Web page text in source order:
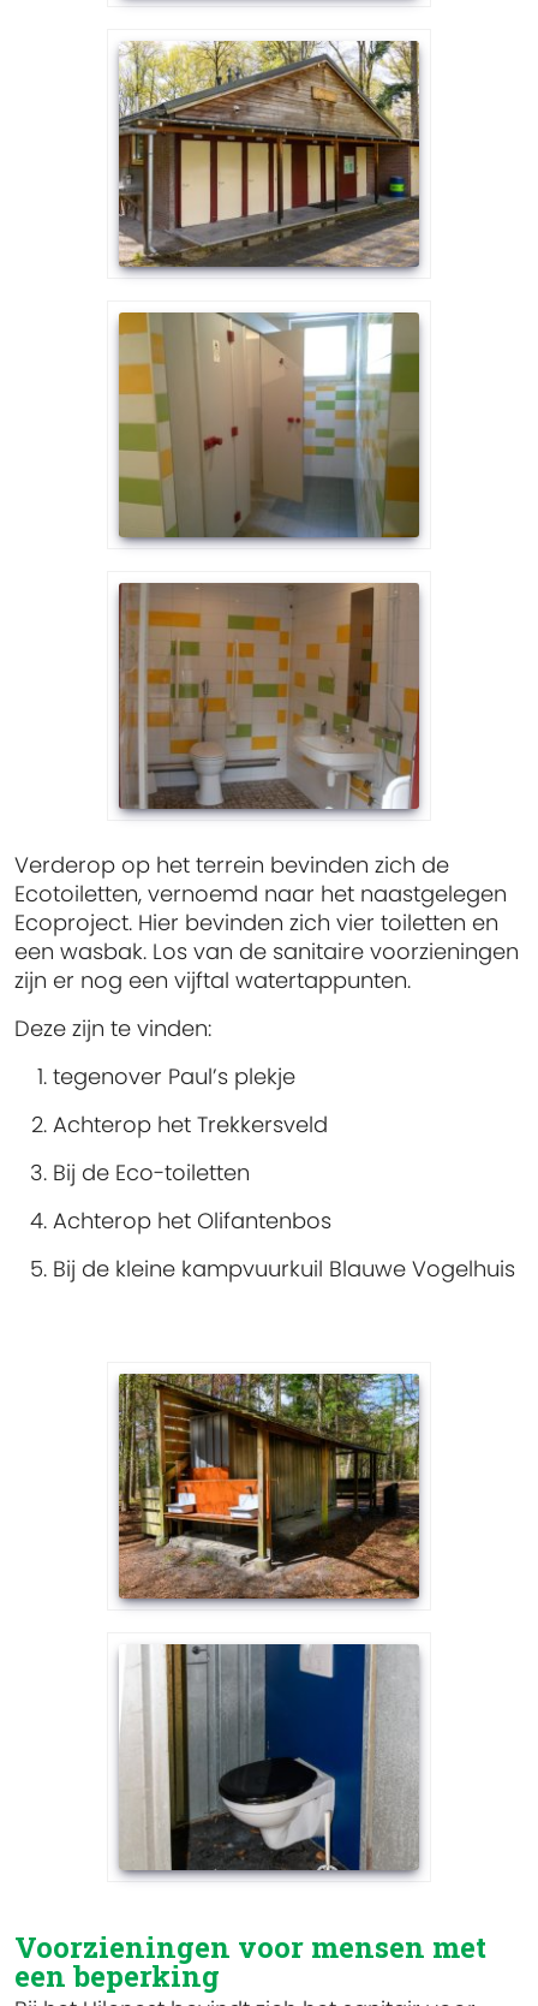
Verderop op het terrein bevinden zich de
Ecotoiletten, vernoemd naar het naastgelegen
Ecoproject. Hier bevinden zich vier toiletten en
een wasbak. Los van de sanitaire voorzieningen
zijn er nog een vijftal watertappunten.
Deze zijn te vinden:
tegenover Paul’s plekje
Achterop het Trekkersveld
Bij de Eco-toiletten
Achterop het Olifantenbos
Bij de kleine kampvuurkuil Blauwe Vogelhuis
Voorzieningen voor mensen met
een beperking